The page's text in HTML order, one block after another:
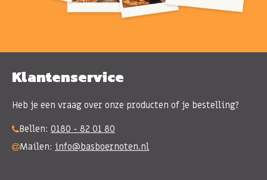
Klantenservice
Heb je een vraag over onze producten of je bestelling?
Bellen: 0180 - 82 01 80
Mailen: info@basboernoten.nl